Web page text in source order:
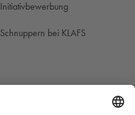
Initiativbewerbung
Schnuppern bei KLAFS